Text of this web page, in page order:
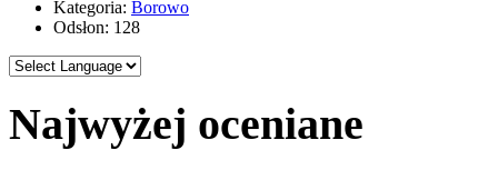
Kategoria: Borowo
Odsłon: 128
Najwyżej oceniane